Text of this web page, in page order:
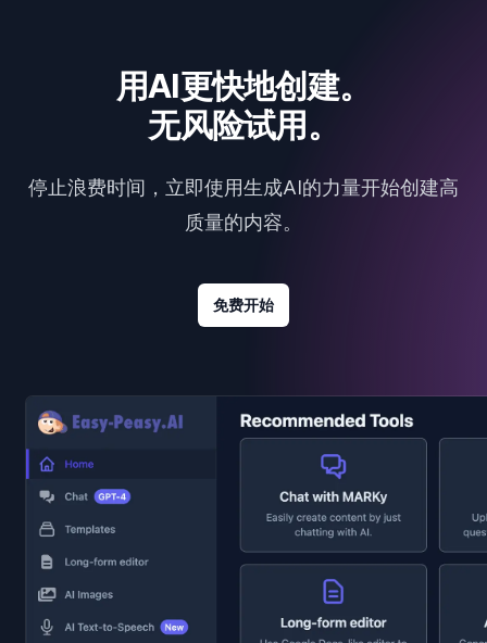
用AI更快地创建。
无风险试用。
停止浪费时间，立即使用生成AI的力量开始创建高
质量的内容。
免费开始